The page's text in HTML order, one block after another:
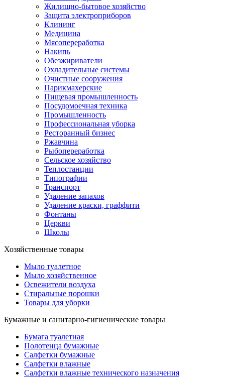
Жилищно-бытовое хозяйство
Защита электроприборов
Клининг
Медицина
Мясопереработка
Накипь
Обезжириватели
Охладительные системы
Очистные сооружения
Парикмахерские
Пищевая промышленность
Посудомоечная техника
Промышленность
Профессиональная уборка
Ресторанный бизнес
Ржавчина
Рыбопереработка
Сельское хозяйство
Теплостанции
Типографии
Транспорт
Удаление запахов
Удаление краски, граффити
Фонтаны
Церкви
Школы
Хозяйственные товары
Мыло туалетное
Мыло хозяйственное
Освежители воздуха
Стиральные порошки
Товары для уборки
Бумажные и санитарно-гигиенические товары
Бумага туалетная
Полотенца бумажные
Салфетки бумажные
Салфетки влажные
Салфетки влажные технического назначения